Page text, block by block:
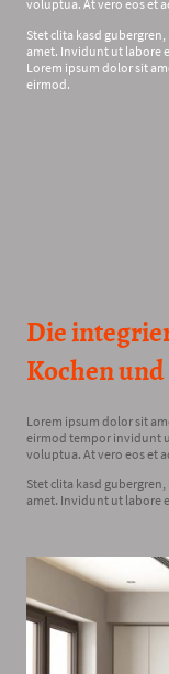
voluptua. At vero eos et
Stet clita kasd
amet. Invidunt ut labore
Lorem ipsum dolor sit
eirmod.
Die
Kochen
Lorem ipsum dolor sit
eirmod tempor invidunt
voluptua. At vero eos et
Stet clita kasd
amet. Invidunt ut labore